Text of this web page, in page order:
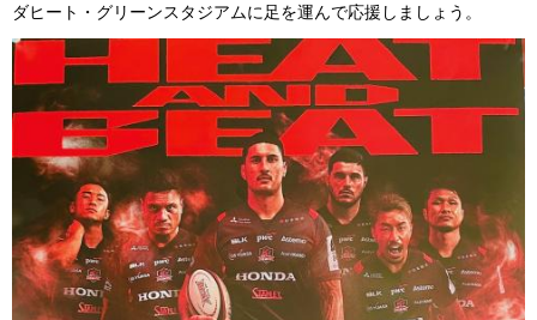
ダヒート・グリーンスタジアムに足を運んで応援しましょう。